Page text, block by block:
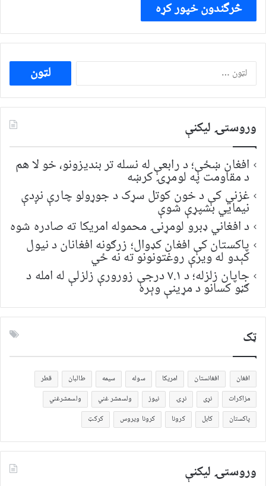
ددی
لپاره
لټون:
وروستۍ ليکنې
افغان ښځې؛ د رابعې له نسله تر بندیزونو، خو لا هم
د مقاومت په لومړۍ کرښه
غزني کې د خون کوتل سړک د جوړولو چارې نږدې
نیمايي بشپړې شوې
د افغاني ډبرو لومړنۍ محموله امریکا ته صادره شوه
پاکستان کې افغان کډوال؛ زرګونه افغانان د نیول
کېدو له ویرې روغتونونو ته نه ځي
جاپان زلزله؛ د ۷.۱ درجې زورورې زلزلې له امله د
ګڼو کسانو د مړینې وېره
ټک
افغان افغانستان امریکا سوله سیمه طالبان
قطر
مزاکرات
نړی نړۍ نیوز ولسمشر غني
ولسمشرغني
پاکستان
کابل کرونا کرونا ویروس کرکټ
وروستۍ ليکنې